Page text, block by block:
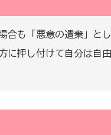
合も「悪意の遺棄」と
に押し付けて自分は自